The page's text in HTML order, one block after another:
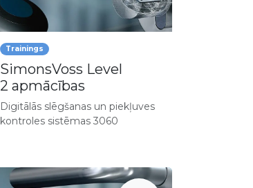
Trainings
SimonsVoss Level
2 apmācības
Digitālās slēgšanas un piekļuves
kontroles sistēmas 3060